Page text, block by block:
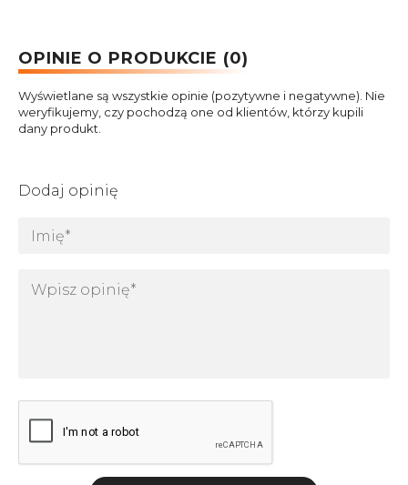
OPINIE O PRODUKCIE (0)
Wyświetlane są wszystkie opinie (pozytywne i negatywne). Nie
weryfikujemy, czy pochodzą one od klientów, którzy kupili
dany produkt.
Dodaj opinię